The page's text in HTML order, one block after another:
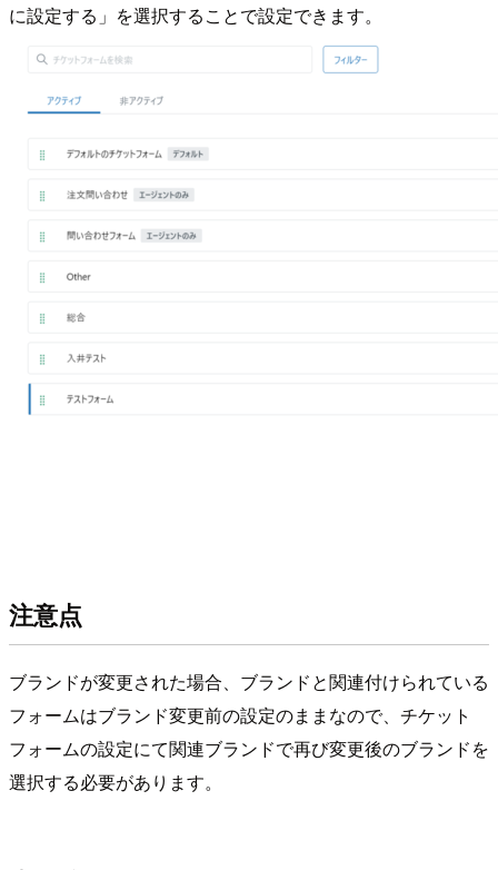
に設定する」を選択することで設定できます。
注意点
ブランドが変更された場合、ブランドと関連付けられている
フォームはブランド変更前の設定のままなので、チケット
フォームの設定にて関連ブランドで再び変更後のブランドを
選択する必要があります。